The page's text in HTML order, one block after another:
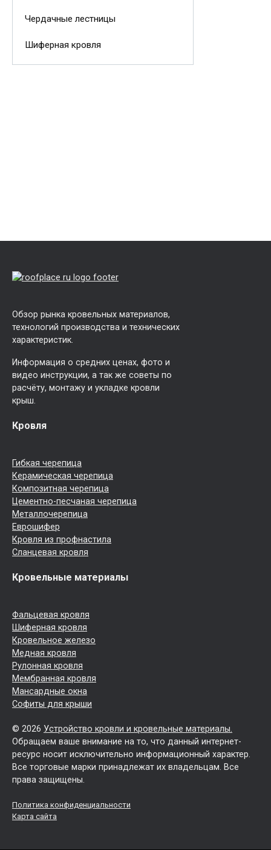
Чердачные лестницы
Шиферная кровля
Обзор рынка кровельных материалов,
технологий производства и технических
характеристик.
Информация о средних ценах, фото и
видео инструкции, а так же советы по
расчёту, монтажу и укладке кровли
крыш.
Кровля
Гибкая черепица
Керамическая черепица
Композитная черепица
Цементно-песчаная черепица
Металлочерепица
Еврошифер
Кровля из профнастила
Сланцевая кровля
Кровельные материалы
Фальцевая кровля
Шиферная кровля
Кровельное железо
Медная кровля
Рулонная кровля
Мембранная кровля
Мансардные окна
Софиты для крыши
© 2026 Устройство кровли и кровельные материалы.
Обращаем ваше внимание на то, что данный интернет-
ресурс носит исключительно информационный характер.
Все торговые марки принадлежат их владельцам. Все
права защищены.
Политика конфиденциальности
Карта сайта